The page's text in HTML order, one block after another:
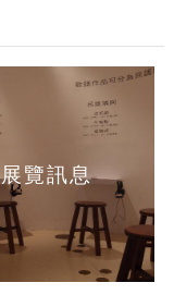
展覽訊息